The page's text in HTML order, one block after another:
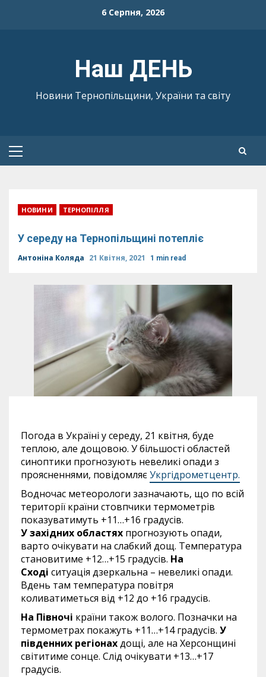
6 Серпня, 2026
Наш ДЕНЬ
Новини Тернопільщини, України та світу
Primary
НОВИНИ ТЕРНОПІЛЛЯ
У середу на Тернопільщині потепліє
Антоніна Коляда 21 Квітня, 2021 1 min read
Погода в Україні у середу, 21 квітня, буде
теплою, але дощовою. У більшості областей
синоптики прогнозують невеликі опади з
проясненнями, повідомляєУкргідрометцентр.
Водночас метеорологи зазначають, що по всій
території країни стовпчики термометрів
показуватимуть +11…+16 градусів.
У західних областях прогнозують опади,
варто очікувати на слабкий дощ. Температура
становитиме +12…+15 градусів. На
Сході ситуація дзеркальна – невеликі опади.
Вдень там температура повітря
коливатиметься від +12 до +16 градусів.
На Півночі країни також волого. Позначки на
термометрах покажуть +11…+14 градусів. У
південних регіонахдощі, але на Херсонщині
світитиме сонце. Слід очікувати +13…+17
градусів.